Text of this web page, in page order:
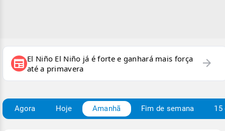
newspaper El Niño El Niño já é forte e ganhará mais força
até a primavera
arrow_forward
Agora Hoje Amanhã Fim de semana 15